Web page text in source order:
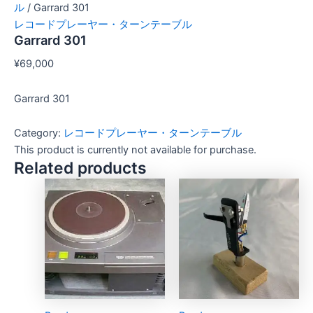
ル / Garrard 301
レコードプレーヤー・ターンテーブル
Garrard 301
¥69,000
Garrard 301
Category: レコードプレーヤー・ターンテーブル
This product is currently not available for purchase.
Related products